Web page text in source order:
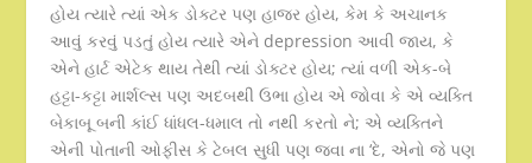
હોય ત્યારે ત્યાં એક ડોક્ટર પણ હાજર હોય, કેમ કે અચાનક
આવું કરવું પડતું હોય ત્યારે એને depression આવી જાય, કે
એને હાર્ટ એટેક થાય તેથી ત્યાં ડોક્ટર હોય; ત્યાં વળી એક-બે
હટ્ટા-કટ્ટા માર્શલ્સ પણ અદબથી ઉભા હોય એ જોવા કે એ વ્યક્તિ
બેકાબૂ બની કાંઈ ધાંધલ-ધમાલ તો નથી કરતો ને; એ વ્યક્તિને
એની પોતાની ઓફીસ કે ટેબલ સુધી પણ જવા ના ‘દે, એનો જે પણ